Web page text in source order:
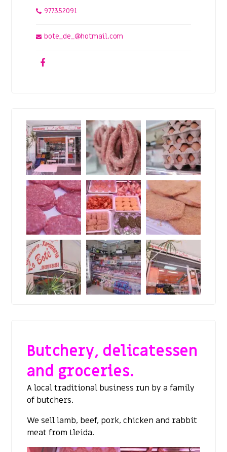
Butchery, delicatessen
and groceries.
A local traditional business run by a family
of butchers.
We sell lamb, beef, pork, chicken and rabbit
meat from Lleida.
977352091
bote_de_@hotmail.com